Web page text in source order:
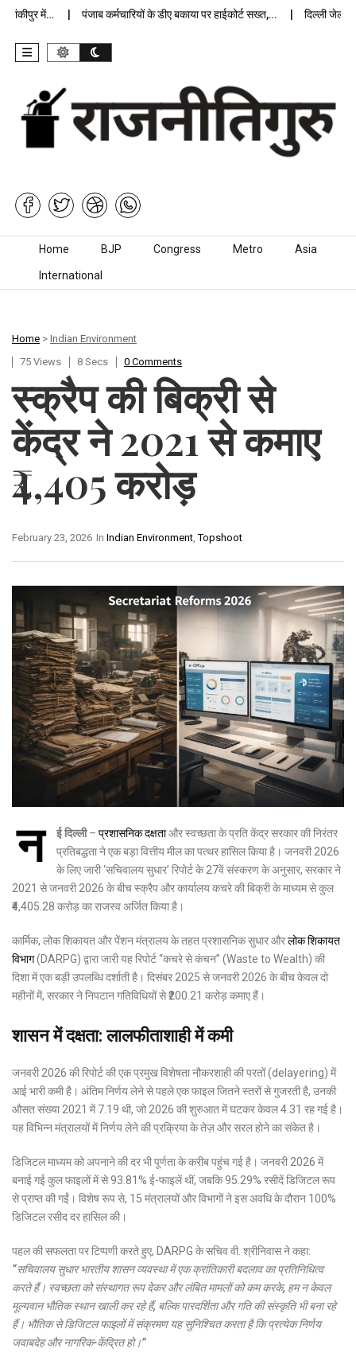
में… पंजाब कर्मचारियों के डीए बकाया पर हाईकोर्ट सख्त,… दिल्ली जेलों में
Skip to content
Home BJP Congress Metro Asia
International
Home > Indian Environment
75 Views
8 Secs 0 Comments
स्क्रैप की बिक्री से
केंद्र ने 2021 से कमाए
₹4,405 करोड़
In Indian Environment ,Topshoot
February 23, 2026
न ई दिल्ली– प्रशासनिक दक्षताऔर स्वच्छता के प्रति केंद्र सरकार की निरंतर
प्रतिबद्धता ने एक बड़ा वित्तीय मील का पत्थर हासिल किया है। जनवरी 2026
के लिए जारी ‘सचिवालय सुधार’ रिपोर्ट के 27वें संस्करण के अनुसार, सरकार ने
2021 से जनवरी 2026 के बीच स्क्रैप और कार्यालय कचरे की बिक्री के माध्यम से कुल
₹4,405.28 करोड़ का राजस्व अर्जित किया है।
कार्मिक, लोक शिकायत और पेंशन मंत्रालय के तहत प्रशासनिक सुधार औरलोक शिकायत
विभाग(DARPG) द्वारा जारी यह रिपोर्ट “कचरे से कंचन” (Waste to Wealth) की
दिशा में एक बड़ी उपलब्धि दर्शाती है। दिसंबर 2025 से जनवरी 2026 के बीच केवल दो
महीनों में, सरकार ने निपटान गतिविधियों से ₹200.21 करोड़ कमाए हैं।
शासन में दक्षता: लालफीताशाही में कमी
जनवरी 2026 की रिपोर्ट की एक प्रमुख विशेषता नौकरशाही की परतों (delayering) में
आई भारी कमी है। अंतिम निर्णय लेने से पहले एक फाइल जितने स्तरों से गुजरती है, उनकी
औसत संख्या 2021 में 7.19 थी, जो 2026 की शुरुआत में घटकर केवल 4.31 रह गई है।
यह विभिन्न मंत्रालयों में निर्णय लेने की प्रक्रिया के तेज़ और सरल होने का संकेत है।
डिजिटल माध्यम को अपनाने की दर भी पूर्णता के करीब पहुंच गई है। जनवरी 2026 में
बनाई गई कुल फाइलों में से 93.81% ई-फाइलें थीं, जबकि 95.29% रसीदें डिजिटल रूप
से प्राप्त की गईं। विशेष रूप से, 15 मंत्रालयों और विभागों ने इस अवधि के दौरान 100%
डिजिटल रसीद दर हासिल की।
पहल की सफलता पर टिप्पणी करते हुए, DARPG के सचिव वी. श्रीनिवास ने कहा:
“सचिवालय सुधार भारतीय शासन व्यवस्था में एक क्रांतिकारी बदलाव का प्रतिनिधित्व
करते हैं। स्वच्छता को संस्थागत रूप देकर और लंबित मामलों को कम करके, हम न केवल
मूल्यवान भौतिक स्थान खाली कर रहे हैं, बल्कि पारदर्शिता और गति की संस्कृति भी बना रहे
हैं। भौतिक से डिजिटल फाइलों में संक्रमण यह सुनिश्चित करता है कि प्रत्येक निर्णय
जवाबदेह और नागरिक-केंद्रित हो।”